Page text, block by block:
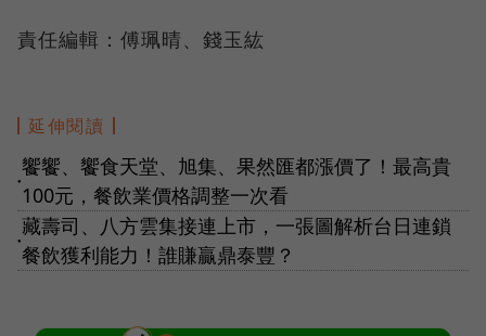
責任編輯：傅珮晴、錢玉紘
延伸閱讀
●
饗饗、饗食天堂、旭集、果然匯都漲價了！最高貴
100元，餐飲業價格調整一次看
●
藏壽司、八方雲集接連上市，一張圖解析台日連鎖
餐飲獲利能力！誰賺贏鼎泰豐？